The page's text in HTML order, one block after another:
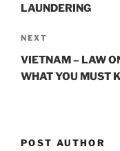
LAUNDERING
Next
Post
NEXT
VIETNAM – LAW
WHAT YOU MUST
POST AUTHOR